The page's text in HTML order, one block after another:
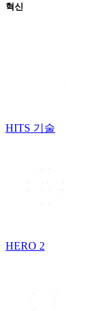
혁신
HITS 기술
HERO 2